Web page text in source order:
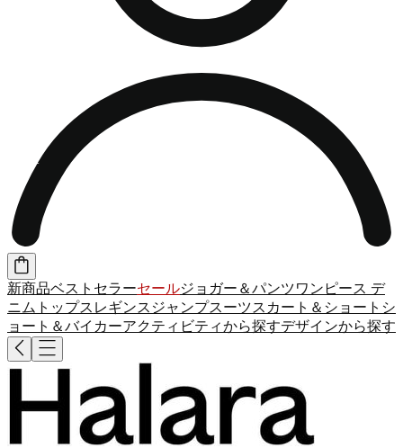
新商品ベストセラーセールジョガー＆パンツワンピース デ
ニム トップス レギンス ジャンプスーツスカート＆ショート シ
ョート＆バイカーアクティビティから探すデザインから探す